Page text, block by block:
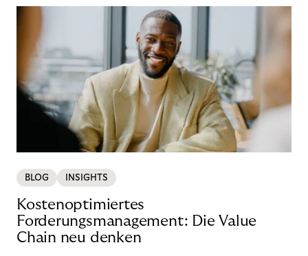
BLOG INSIGHTS
Kostenoptimiertes
Forderungsmanagement: Die Value
Chain neu denken